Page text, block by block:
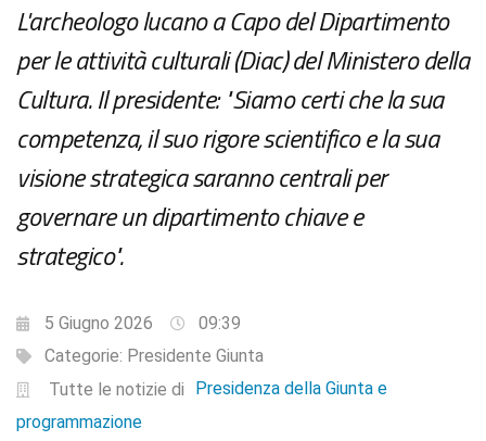
L'archeologo lucano a Capo del Dipartimento
per le attività culturali (Diac) del Ministero della
Cultura. Il presidente: "Siamo certi che la sua
competenza, il suo rigore scientifico e la sua
visione strategica saranno centrali per
governare un dipartimento chiave e
strategico".
5 Giugno 2026
09:39
Categorie: Presidente Giunta
Tutte le notizie di
Presidenza della Giunta e
programmazione